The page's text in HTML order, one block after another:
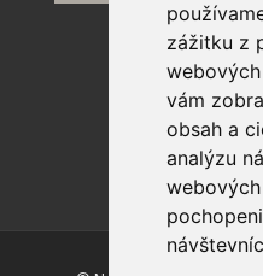
zážitku z
vám
obsah a
analýzu